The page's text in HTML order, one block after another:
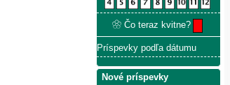
Čo teraz kvitne?
Príspevky podľa dátumu
Nové príspevky